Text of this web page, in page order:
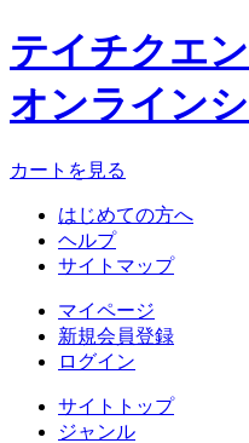
テイチクエ
オンライン
カートを見る
はじめての方へ
ヘルプ
サイトマップ
マイページ
新規会員登録
ログイン
サイトトップ
ジャンル